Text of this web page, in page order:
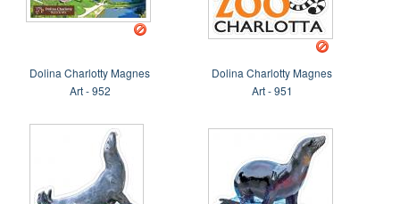
Dolina Charlotty Magnes
Art - 952
Dolina Charlotty Magnes
Art - 951